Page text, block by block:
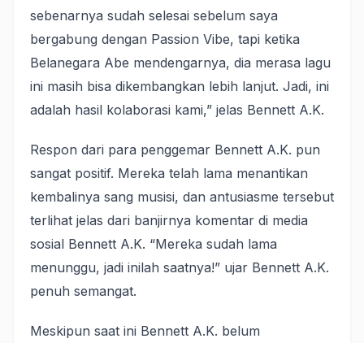
sebenarnya sudah selesai sebelum saya
bergabung dengan Passion Vibe, tapi ketika
Belanegara Abe mendengarnya, dia merasa lagu
ini masih bisa dikembangkan lebih lanjut. Jadi, ini
adalah hasil kolaborasi kami,” jelas Bennett A.K.
Respon dari para penggemar Bennett A.K. pun
sangat positif. Mereka telah lama menantikan
kembalinya sang musisi, dan antusiasme tersebut
terlihat jelas dari banjirnya komentar di media
sosial Bennett A.K. “Mereka sudah lama
menunggu, jadi inilah saatnya!” ujar Bennett A.K.
penuh semangat.
Meskipun saat ini Bennett A.K. belum